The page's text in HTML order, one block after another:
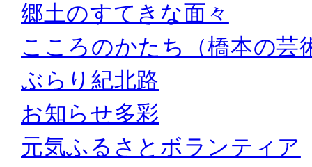
郷土のすてきな面々
こころのかたち（橋本の芸
ぶらり紀北路
お知らせ多彩
元気ふるさとボランティア